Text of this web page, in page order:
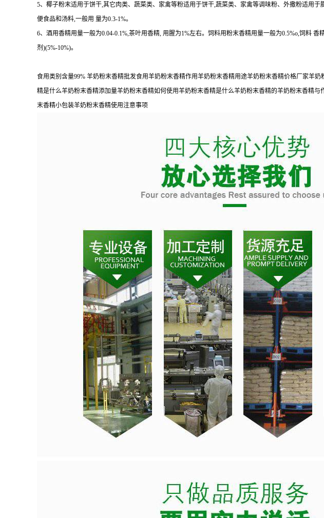
5、椰子粉末适用于饼干,其它肉类、蔬菜类、家禽等粉适用于饼干,蔬菜类、家禽等调味粉、外撒粉适用于
便食品和汤料,一般用 量为0.3-1%。
6、酒用香精用量一般为0.04-0.1%,茶叶用香精, 用腥为1%左右。饲料用粉末香精用量一般为0.5%o,饲料 香
剂)(5%-10%)。
食用类别含量99% 羊奶粉末香精批发食用羊奶粉末香精作用羊奶粉末香精用途羊奶粉末香精价格厂家羊
精是什么羊奶粉末香精添加量羊奶粉末香精如何使用羊奶粉末香精是什么羊奶粉末香精的羊奶粉末香精
末香精小包装羊奶粉末香精使用注意事项